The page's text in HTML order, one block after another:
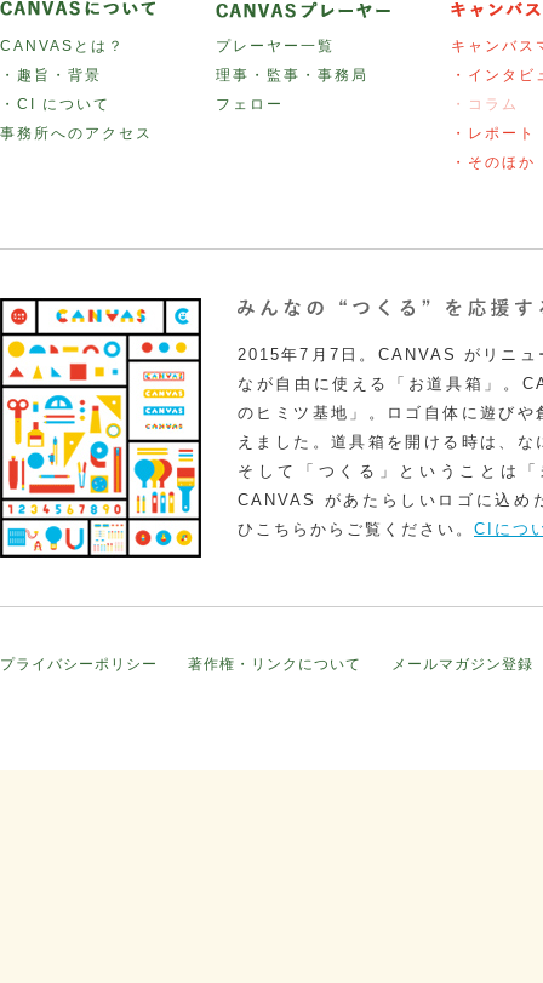
CANVASとは？
・趣旨・背景
・CI について
事務所へのアクセス
プレーヤー一覧
理事・監事・事務局
フェロー
キャンバス
・インタビ
・コラム
・レポート
・そのほか
2015年7月7日。CANVAS がリニュ
なが自由に使える「お道具箱」。
のヒミツ基地」。ロゴ自体に遊び
えました。道具箱を開ける時は、
そして「つくる」ということは
CANVAS があたらしいロゴに込め
ひこちらからご覧ください。 CIにつ
プライバシーポリシー 著作権・リンクについて メールマガジン登録